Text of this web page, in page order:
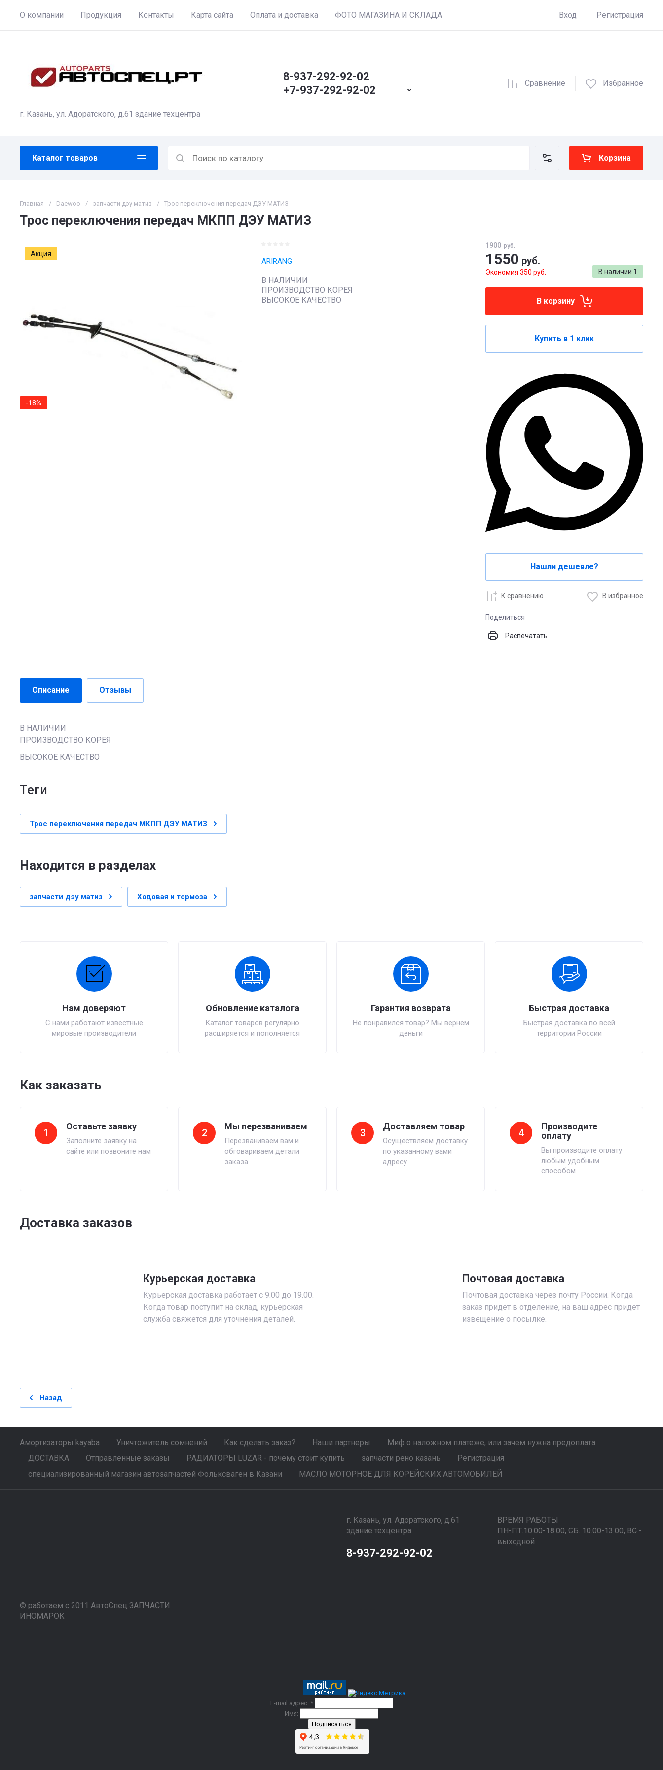
О компании Продукция Контакты Карта сайта Оплата и доставка ФОТО МАГАЗИНА И СКЛАДА Вход Регистрация
г. Казань, ул. Адоратского, д.61 здание техцентра
8-937-292-92-02
+7-937-292-92-02
Сравнение Избранное
Каталог товаров Корзина
Главная / Daewoo / запчасти дэу матиз / Трос переключения передач ДЭУ МАТИЗ
Трос переключения передач МКПП ДЭУ МАТИЗ
Акция
-18%
ARIRANG
В НАЛИЧИИ
ПРОИЗВОДСТВО КОРЕЯ
ВЫСОКОЕ КАЧЕСТВО
В наличии 1
1900 руб.
1550 руб.
Экономия 350 руб.
В корзину
Купить в 1 клик
Нашли дешевле?
К сравнению В избранное
Поделиться
Распечатать
Описание Отзывы
В НАЛИЧИИ
ПРОИЗВОДСТВО КОРЕЯ
ВЫСОКОЕ КАЧЕСТВО
теги
Трос переключения передач МКПП ДЭУ МАТИЗ
Находится в разделах
запчасти дэу матиз Ходовая и тормоза
Нам доверяют
С нами работают известные
мировые производители
Обновление каталога
Каталог товаров регулярно
расширяется и пополняется
Гарантия возврата
Не понравился товар? Мы вернем
деньги
Быстрая доставка
Быстрая доставка по всей
территории России
Как заказать
1
Оставьте заявку
Заполните заявку на
сайте или позвоните нам
2
Мы перезваниваем
Перезваниваем вам и
обговариваем детали
заказа
3
Доставляем товар
Осуществляем доставку
по указанному вами
адресу
4
Производите
оплату
Вы производите оплату
любым удобным
способом
Доставка заказов
Курьерская доставка
Курьерская доставка работает с 9.00 до 19.00.
Когда товар поступит на склад, курьерская
служба свяжется для уточнения деталей.
Почтовая доставка
Почтовая доставка через почту России. Когда
заказ придет в отделение, на ваш адрес придет
извещение о посылке.
Назад
Амортизаторы kayaba Уничтожитель сомнений Как сделать заказ? Наши партнеры
Миф о наложном платеже, или зачем нужна предоплата.
ДОСТАВКА
Отправленные заказы РАДИАТОРЫ LUZAR - почему стоит купить запчасти рено казань
Регистрация
специализированный магазин автозапчастей Фольксваген в Казани
МАСЛО МОТОРНОЕ ДЛЯ КОРЕЙСКИХ АВТОМОБИЛЕЙ
г. Казань, ул. Адоратского, д.61
здание техцентра
8-937-292-92-02
ВРЕМЯ РАБОТЫ
ПН-ПТ.10.00-18.00, СБ. 10.00-13.00, ВС -
выходной
© работаем с 2011 АвтоСпец ЗАПЧАСТИ
ИНОМАРОК
E-mail адрес: *
Имя: